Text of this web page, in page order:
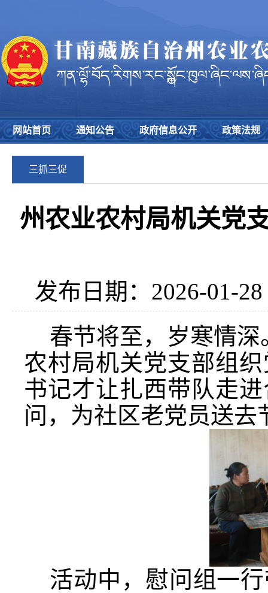
网站首页 通知公告 政府信息公开 政策法规
三抓三促
州农业农村局机关党
发布日期：2026-01-28
春节将至，岁寒情
农村局机关党支部组
书记才让扎西带队走进
问，为社区老党员送去
活动中，慰问组一